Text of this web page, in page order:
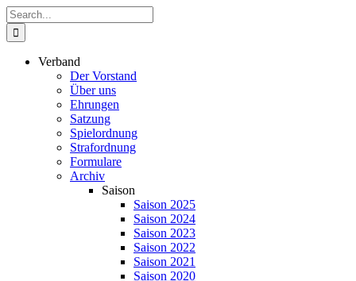
Zum
Inhalt
springen
Suche
nach:
Verband
Der Vorstand
Über uns
Ehrungen
Satzung
Spielordnung
Strafordnung
Formulare
Archiv
Saison
Saison 2025
Saison 2024
Saison 2023
Saison 2022
Saison 2021
Saison 2020